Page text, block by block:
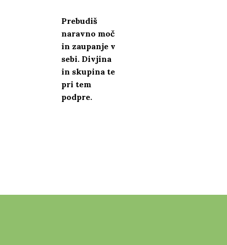
Prebudiš
naravno moč
in zaupanje v
sebi. Divjina
in skupina te
pri tem
podpre.